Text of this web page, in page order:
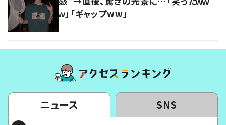
ｗ」「ギャップww」
ニュース SNS